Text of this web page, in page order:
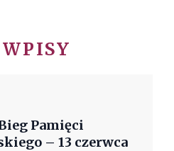
Pamięci
– 13 czerwca